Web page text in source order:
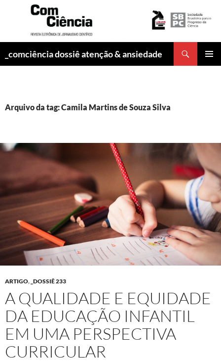
_comciência dossiê atenção & ansiedade
Arquivo da tag: Camila Martins de Souza Silva
ARTIGO, _DOSSIÊ 233
A QUALIDADE E EQUIDADE
DA EDUCAÇÃO INFANTIL
EM UMA PERSPECTIVA
CURRICULAR